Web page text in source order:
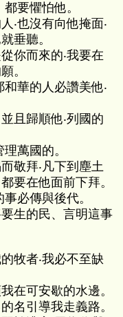
要懼怕他。
‧也沒有向他掩面‧
垂聽。
你而來的‧我要在
。
華的人必讚美他‧
且歸順他‧列國的
萬國的。
敬拜‧凡下到塵土
要在他面前下拜。
必傳與後代。
生的民、言明這事
牧者‧我必不至缺
在可安歇的水邊。
名引導我走義路。